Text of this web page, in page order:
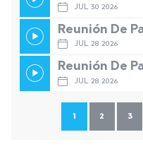
JUL 30 2026
Reunión De
JUL 28 2026
Reunión De
JUL 28 2026
1 2 3